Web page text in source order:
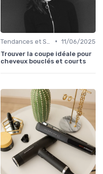
• 11/06/2025
Trouver la coupe idéale pour
cheveux bouclés et courts